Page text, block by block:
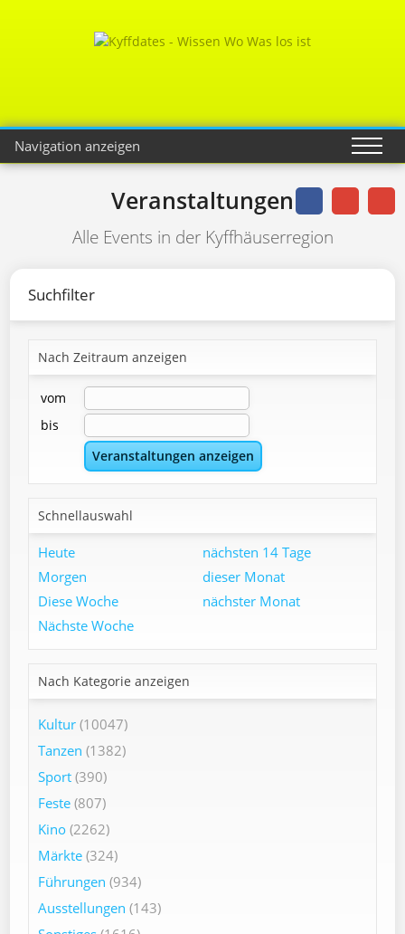
Navigation anzeigen
Veranstaltungen
Alle Events in der Kyffhäuserregion
Suchfilter
Nach Zeitraum anzeigen
vom
bis
Schnellauswahl
Heute
Morgen
Diese Woche
Nächste Woche
nächsten 14 Tage
dieser Monat
nächster Monat
Nach Kategorie anzeigen
Kultur (10047)
Tanzen (1382)
Sport (390)
Feste (807)
Kino (2262)
Märkte (324)
Führungen (934)
Ausstellungen (143)